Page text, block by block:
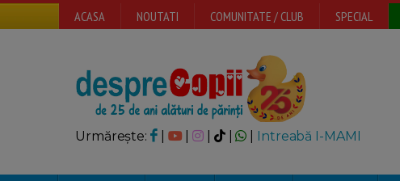
ACASA NOUTATI COMUNITATE / CLUB SPECIAL
Urmărește: | | Intreabă I-MAMI